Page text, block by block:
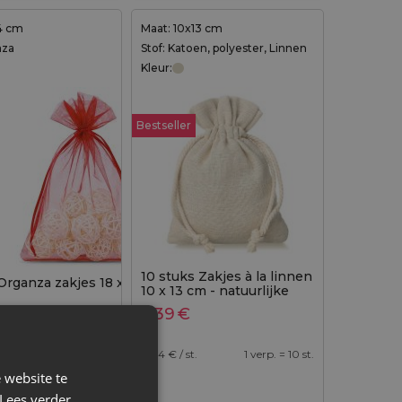
cm
zakjes 18 x 24 cm - rood
Huidige
Maat: 10x13 cm
Stof: Katoen, polyester, Linnen
Kleur:
Bestseller
10 stuks Zakjes à la linnen
10 x 13 cm - natuurlijke
kleur
3,39€
0,34 € / st. 1 verp. = 10 st.
website te